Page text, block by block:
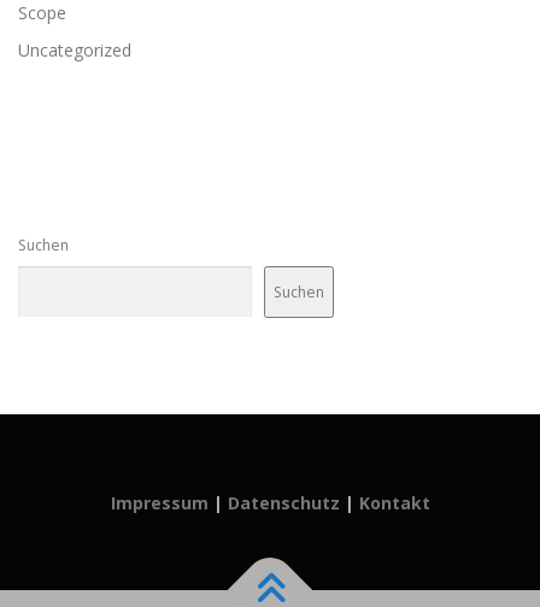
Scope
Uncategorized
Suchen
Suchen
Impressum | Datenschutz | Kontakt